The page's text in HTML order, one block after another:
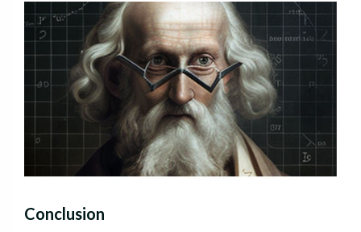
Conclusion